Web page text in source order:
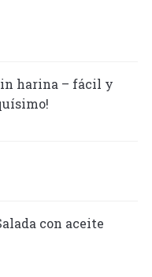
harina – fácil y
con aceite